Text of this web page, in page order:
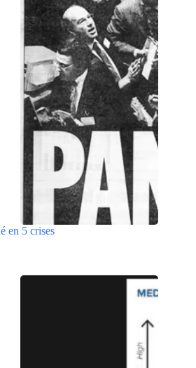
en 5 crises